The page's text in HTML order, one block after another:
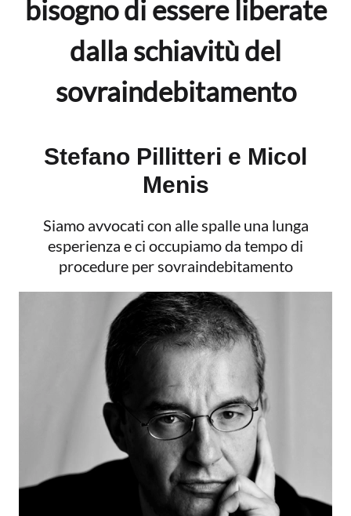
bisogno di essere liberate
dalla schiavitù del
sovraindebitamento
Stefano Pillitteri e Micol
Menis
Siamo avvocati con alle spalle una lunga
esperienza e ci occupiamo da tempo di
procedure per sovraindebitamento